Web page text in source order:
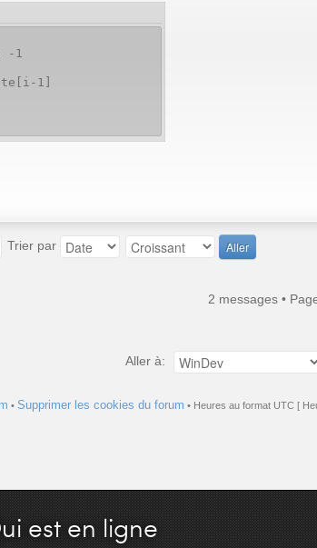
-1
1]
Trier par
2 messages •
Aller à:
• Supprimer les cookies du forum • Heures au format UTC [
est en ligne